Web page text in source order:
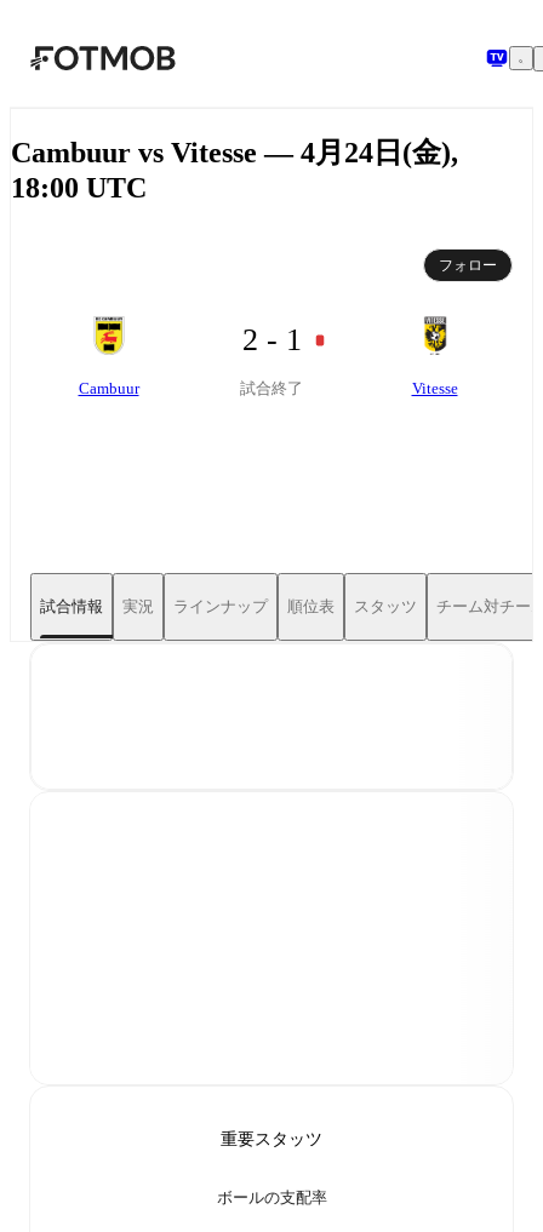
メインコンテンツへスキップ
Cambuur vs Vitesse — 4月24日(金),
18:00 UTC
フォロー
Cambuur
2 - 1
試合終了 Vitesse
試合情報 実況 ラインナップ 順位表 スタッツ チーム対チー
重要スタッツ
ボールの支配率